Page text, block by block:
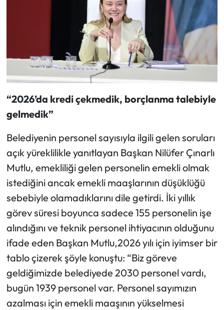
“2026’da kredi çekmedik, borçlanma talebiyle
gelmedik”
Belediyenin personel sayısıyla ilgili gelen soruları
açık yüreklilikle yanıtlayan Başkan Nilüfer Çınarlı
Mutlu, emekliliği gelen personelin emekli olmak
istediğini ancak emekli maaşlarının düşüklüğü
sebebiyle olamadıklarını dile getirdi. İki yıllık
görev süresi boyunca sadece 155 personelin işe
alındığını ve teknik personel ihtiyacının olduğunu
ifade eden Başkan Mutlu,2026 yılı için iyimser bir
tablo çizerek şöyle konuştu: “Biz göreve
geldiğimizde belediyede 2030 personel vardı,
bugün 1939 personel var. Personel sayımızın
azalması için emekli maaşının yükselmesi